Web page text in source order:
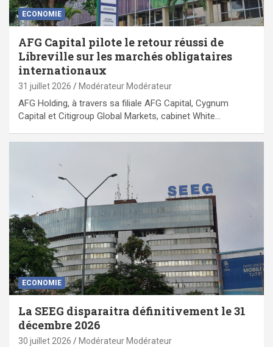
ECONOMIE
AFG Capital pilote le retour réussi de
Libreville sur les marchés obligataires
internationaux
31 juillet 2026 Modérateur Modérateur
AFG Holding, à travers sa filiale AFG Capital, Cygnum
Capital et Citigroup Global Markets, cabinet White…
ECONOMIE
La SEEG disparaitra définitivement le 31
décembre 2026
30 juillet 2026 Modérateur Modérateur